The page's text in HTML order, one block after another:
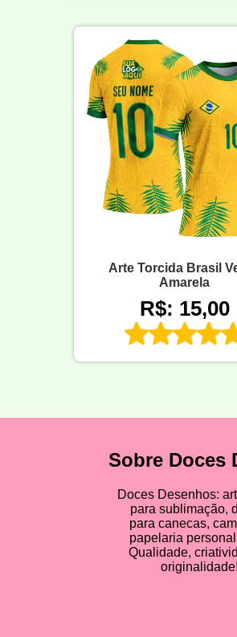
Arte Torcida Brasil
Amarela
R$: 15,00
Sobre Doces
Doces Desenhos:
para sublimação,
para canecas,
papelaria
Qualidade,
originalidade!